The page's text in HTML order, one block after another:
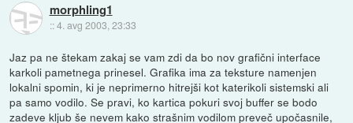
morphling1
::4. avg 2003, 23:33
Jaz pa ne štekam zakaj se vam zdi da bo nov grafični interface
karkoli pametnega prinesel. Grafika ima za teksture namenjen
lokalni spomin, ki je neprimerno hitrejši kot katerikoli sistemski ali
pa samo vodilo. Se pravi, ko kartica pokuri svoj buffer se bodo
zadeve kljub še nevem kako strašnim vodilom preveč upočasnile,